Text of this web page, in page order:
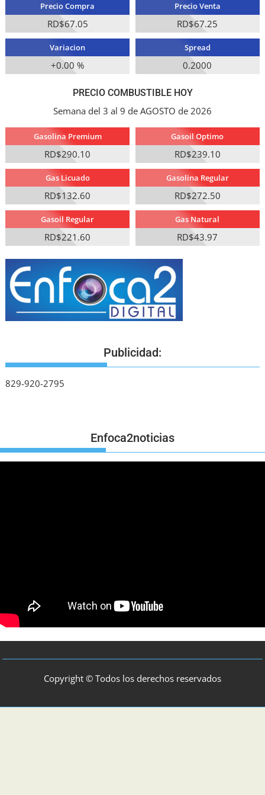
Precio Compra
RD$67.05
Precio Venta
RD$67.25
Variacion
+0.00 %
Spread
0.2000
PRECIO COMBUSTIBLE HOY
Semana del 3 al 9 de AGOSTO de 2026
Gasolina Premium
RD$290.10
Gasoil Optimo
RD$239.10
Gas Licuado
RD$132.60
Gasolina Regular
RD$272.50
Gasoil Regular
RD$221.60
Gas Natural
RD$43.97
Publicidad:
829-920-2795
Enfoca2noticias
Copyright © Todos los derechos reservados